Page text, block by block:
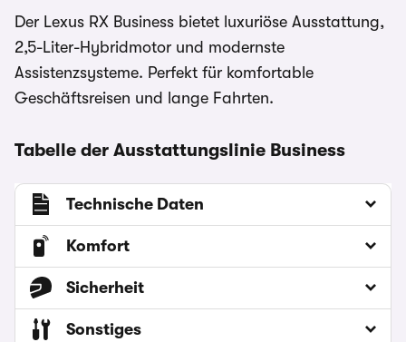
Der Lexus RX Business bietet luxuriöse Ausstattung,
2,5-Liter-Hybridmotor und modernste
Assistenzsysteme. Perfekt für komfortable
Geschäftsreisen und lange Fahrten.
Tabelle der Ausstattungslinie Business
Technische Daten
Komfort
Sicherheit
Sonstiges